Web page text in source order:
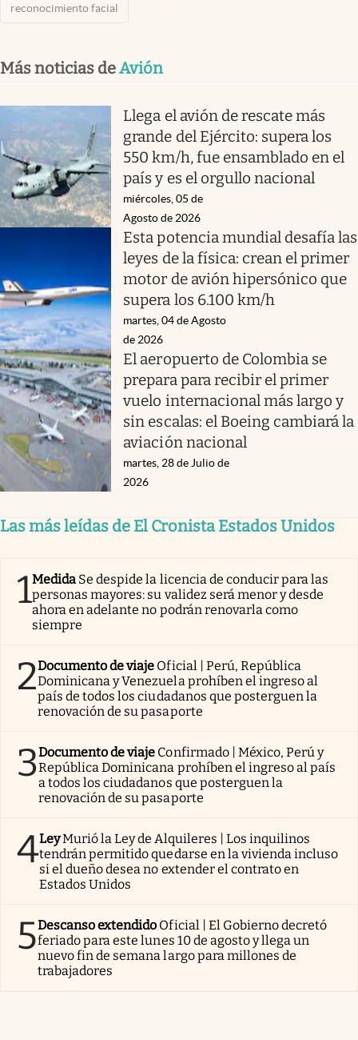
reconocimiento facial
Más noticias deAvión
Llega el avión de rescate más
grande del Ejército: supera los
550 km/h, fue ensamblado en el
país y es el orgullo nacional
miércoles, 05 de
Agosto de 2026
Esta potencia mundial desafía las
leyes de la física: crean el primer
motor de avión hipersónico que
supera los 6.100 km/h
martes, 04 de Agosto
de 2026
El aeropuerto de Colombia se
prepara para recibir el primer
vuelo internacional más largo y
sin escalas: el Boeing cambiará la
aviación nacional
martes, 28 de Julio de
2026
Las más leídas de El Cronista Estados Unidos
1Medida Se despide la licencia de conducir para las
personas mayores: su validez será menor y desde
ahora en adelante no podrán renovarla como
siempre
2Documento de viaje Oficial | Perú, República
Dominicana y Venezuela prohíben el ingreso al
país de todos los ciudadanos que posterguen la
renovación de su pasaporte
3Documento de viaje Confirmado | México, Perú y
República Dominicana prohíben el ingreso al país
a todos los ciudadanos que posterguen la
renovación de su pasaporte
4LeyMurió la Ley de Alquileres | Los inquilinos
tendrán permitido quedarse en la vivienda incluso
si el dueño desea no extender el contrato en
Estados Unidos
5Descanso extendido Oficial | El Gobierno decretó
feriado para este lunes 10 de agosto y llega un
nuevo fin de semana largo para millones de
trabajadores